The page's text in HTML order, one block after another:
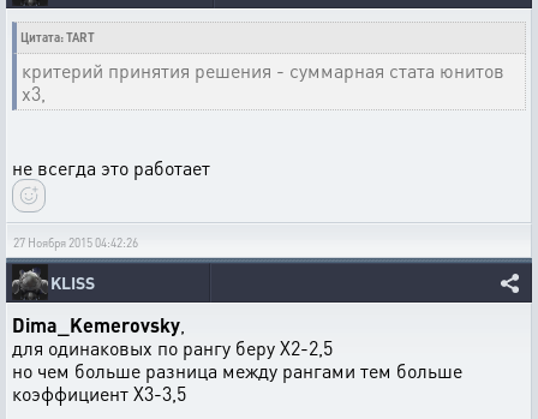
Цитата: TART
критерий принятия решения - суммарная стата юнитов
х3,
не всегда это работает
27 Ноября 2015 04:42:26
KLISS
Dima_Kemerovsky
для одинаковых по рангу беру Х2-2,5
но чем больше разница между рангами тем больше
коэффициент Х3-3,5